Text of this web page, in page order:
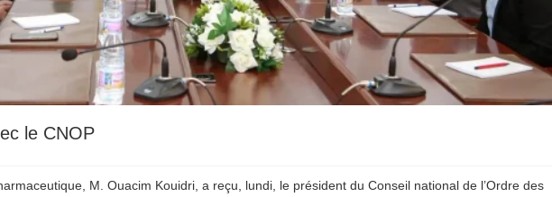
le CNOP
M. Ouacim Kouidri, a reçu, lundi, le président du Conseil national de l’Ordre des